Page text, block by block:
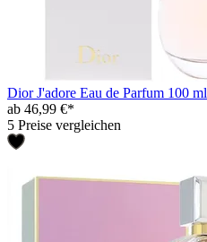
Dior J'adore Eau de Parfum 100 ml
ab 46,99 €*
5 Preise vergleichen